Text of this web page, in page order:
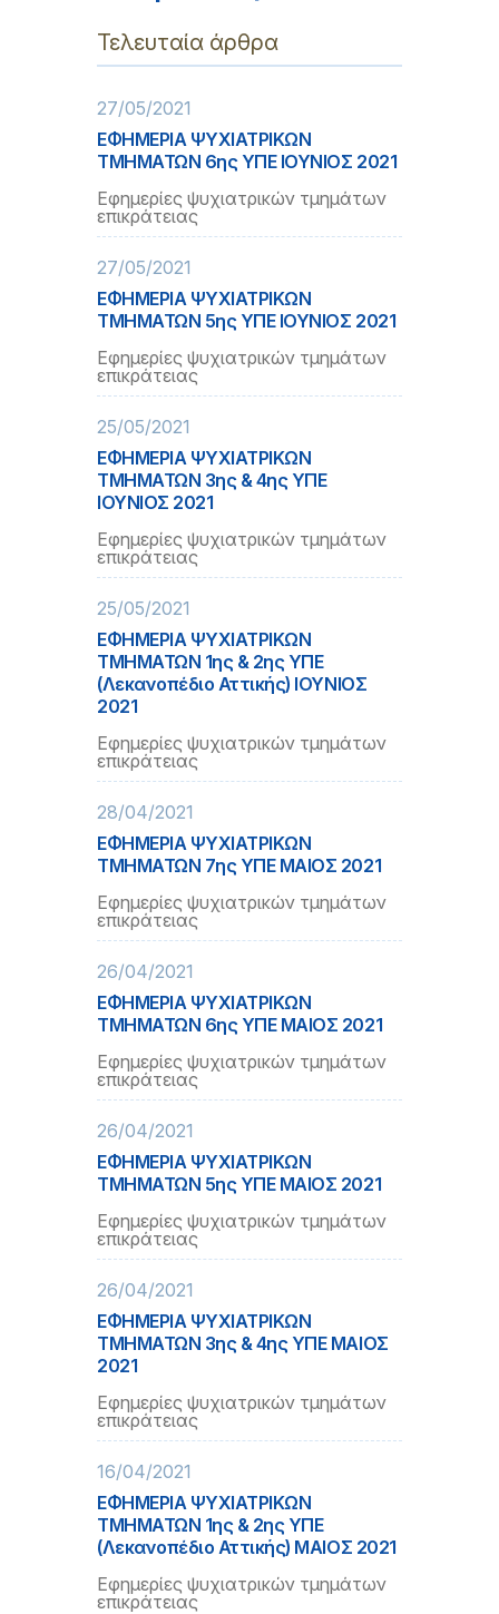
Τελευταία άρθρα
27/05/2021
ΕΦΗΜΕΡΙΑ ΨΥΧΙΑΤΡΙΚΩΝ
ΤΜΗΜΑΤΩΝ 6ης ΥΠΕ ΙΟΥΝΙΟΣ 2021
Εφημερίες ψυχιατρικών τμημάτων
επικράτειας
27/05/2021
ΕΦΗΜΕΡΙΑ ΨΥΧΙΑΤΡΙΚΩΝ
ΤΜΗΜΑΤΩΝ 5ης ΥΠΕ ΙΟΥΝΙΟΣ 2021
Εφημερίες ψυχιατρικών τμημάτων
επικράτειας
25/05/2021
ΕΦΗΜΕΡΙΑ ΨΥΧΙΑΤΡΙΚΩΝ
ΤΜΗΜΑΤΩΝ 3ης & 4ης ΥΠΕ
ΙΟΥΝΙΟΣ 2021
Εφημερίες ψυχιατρικών τμημάτων
επικράτειας
25/05/2021
ΕΦΗΜΕΡΙΑ ΨΥΧΙΑΤΡΙΚΩΝ
ΤΜΗΜΑΤΩΝ 1ης & 2ης ΥΠΕ
(Λεκανοπέδιο Αττικής) ΙΟΥΝΙΟΣ
2021
Εφημερίες ψυχιατρικών τμημάτων
επικράτειας
28/04/2021
ΕΦΗΜΕΡΙΑ ΨΥΧΙΑΤΡΙΚΩΝ
ΤΜΗΜΑΤΩΝ 7ης ΥΠΕ ΜΑΙΟΣ 2021
Εφημερίες ψυχιατρικών τμημάτων
επικράτειας
26/04/2021
ΕΦΗΜΕΡΙΑ ΨΥΧΙΑΤΡΙΚΩΝ
ΤΜΗΜΑΤΩΝ 6ης ΥΠΕ ΜΑΙΟΣ 2021
Εφημερίες ψυχιατρικών τμημάτων
επικράτειας
26/04/2021
ΕΦΗΜΕΡΙΑ ΨΥΧΙΑΤΡΙΚΩΝ
ΤΜΗΜΑΤΩΝ 5ης ΥΠΕ ΜΑΙΟΣ 2021
Εφημερίες ψυχιατρικών τμημάτων
επικράτειας
26/04/2021
ΕΦΗΜΕΡΙΑ ΨΥΧΙΑΤΡΙΚΩΝ
ΤΜΗΜΑΤΩΝ 3ης & 4ης ΥΠΕ ΜΑΙΟΣ
2021
Εφημερίες ψυχιατρικών τμημάτων
επικράτειας
16/04/2021
ΕΦΗΜΕΡΙΑ ΨΥΧΙΑΤΡΙΚΩΝ
ΤΜΗΜΑΤΩΝ 1ης & 2ης ΥΠΕ
(Λεκανοπέδιο Αττικής) ΜΑΙΟΣ 2021
Εφημερίες ψυχιατρικών τμημάτων
επικράτειας